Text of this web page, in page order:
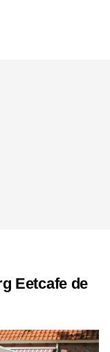
Eetcafe de